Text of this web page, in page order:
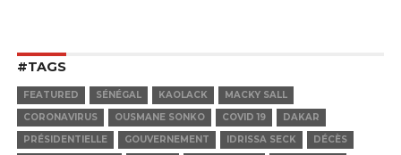
#TAGS
FEATURED SÉNÉGAL KAOLACK
MACKY SALL
CORONAVIRUS
OUSMANE SONKO COVID 19
DAKAR
PRÉSIDENTIELLE
GOUVERNEMENT IDRISSA SECK
DÉCÈS